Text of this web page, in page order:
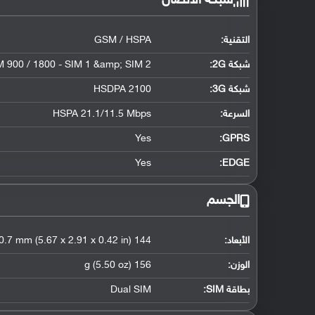
التقنية: GSM / HSPA
شبكة 2G: 900 / 1800 - SIM 1 &amp; SIM 2
شبكة 3G :
HSDPA 2100
السرعة: HSPA 21.1/11.5 Mbps
GPRS:
Yes
EDGE:
Yes
الجسم
الأبعاد: 144 x 74 x 10.7 mm (5.67 x 2.91 x 0.42 in)
الوزن: 156 g (5.50 oz)
بطاقة SIM: Dual SIM